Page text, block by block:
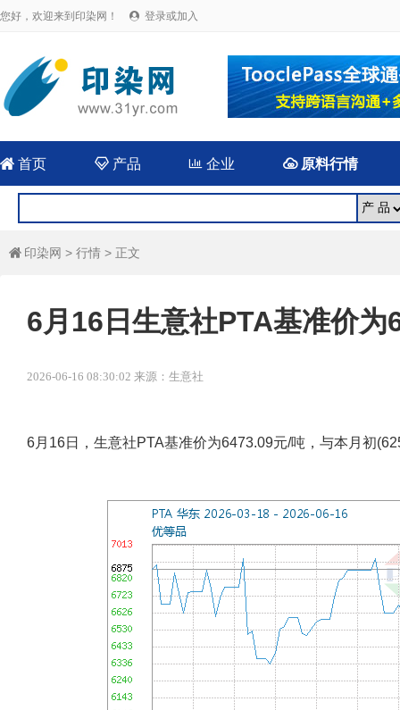
您好，欢迎来到印染网！  登录或加入
 首页 产品  企业 原料行情
 印染网 > 行情 > 正文
6月16日生意社PTA基准价为
2026-06-16 08:30:02 来源：生意社
6月16日，生意社PTA基准价为6473.09元/吨，与本月初